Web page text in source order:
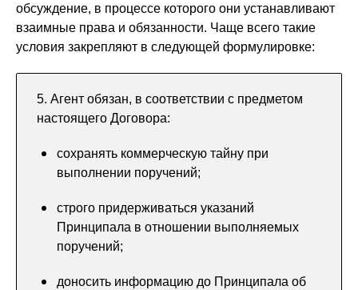
обсуждение, в процессе которого они устанавливают
взаимные права и обязанности. Чаще всего такие
условия закрепляют в следующей формулировке:
5. Агент обязан, в соответствии с предметом
настоящего Договора:
сохранять коммерческую тайну при
выполнении поручений;
строго придерживаться указаний
Принципала в отношении выполняемых
поручений;
доносить информацию до Принципала об